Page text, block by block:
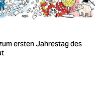
ersten Jahrestag des